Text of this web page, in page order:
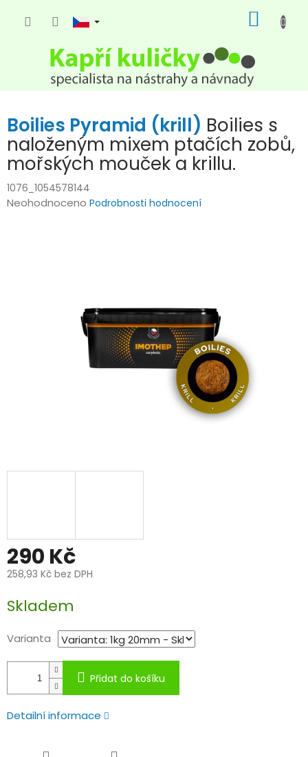
KOŠÍK
Boilies Pyramid (krill) Boilies s
naloženým mixem ptačích zobů,
mořských mouček a krillu.
1076_1054578144
Průměrné
Neohodnoceno Podrobnosti hodnocení
290 Kč
258,93 Kč bez DPH
cena:
Skladem
Varianta
Přidat do košíku
Detailní informace